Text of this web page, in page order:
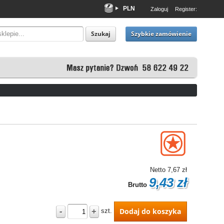
PLN
EUR
USD
Zaloguj Register:
Szukaj Szybkie zamówienie
Netto 7,67 zł
Brutto 9,43 zł
- + szt. Dodaj do koszyka